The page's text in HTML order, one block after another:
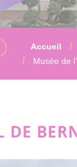
Accueil
Musée de
DE